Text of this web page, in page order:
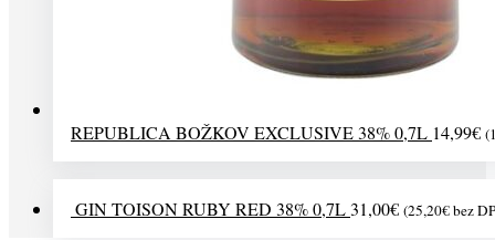
REPUBLICA BOŽKOV EXCLUSIVE 38% 0,7L 14,99€ (
GIN TOISON RUBY RED 38% 0,7L31,00€ (25,20€bez